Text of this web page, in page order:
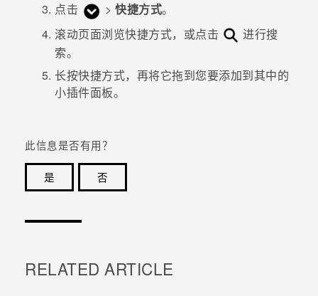
点击
> 快捷方式。
滚动页面浏览快捷方式，或点击
进行搜
索。
长按快捷方式，再将它拖到您要添加到其中的
小插件面板。
此信息是否有用？
是
否
RELATED ARTICLE